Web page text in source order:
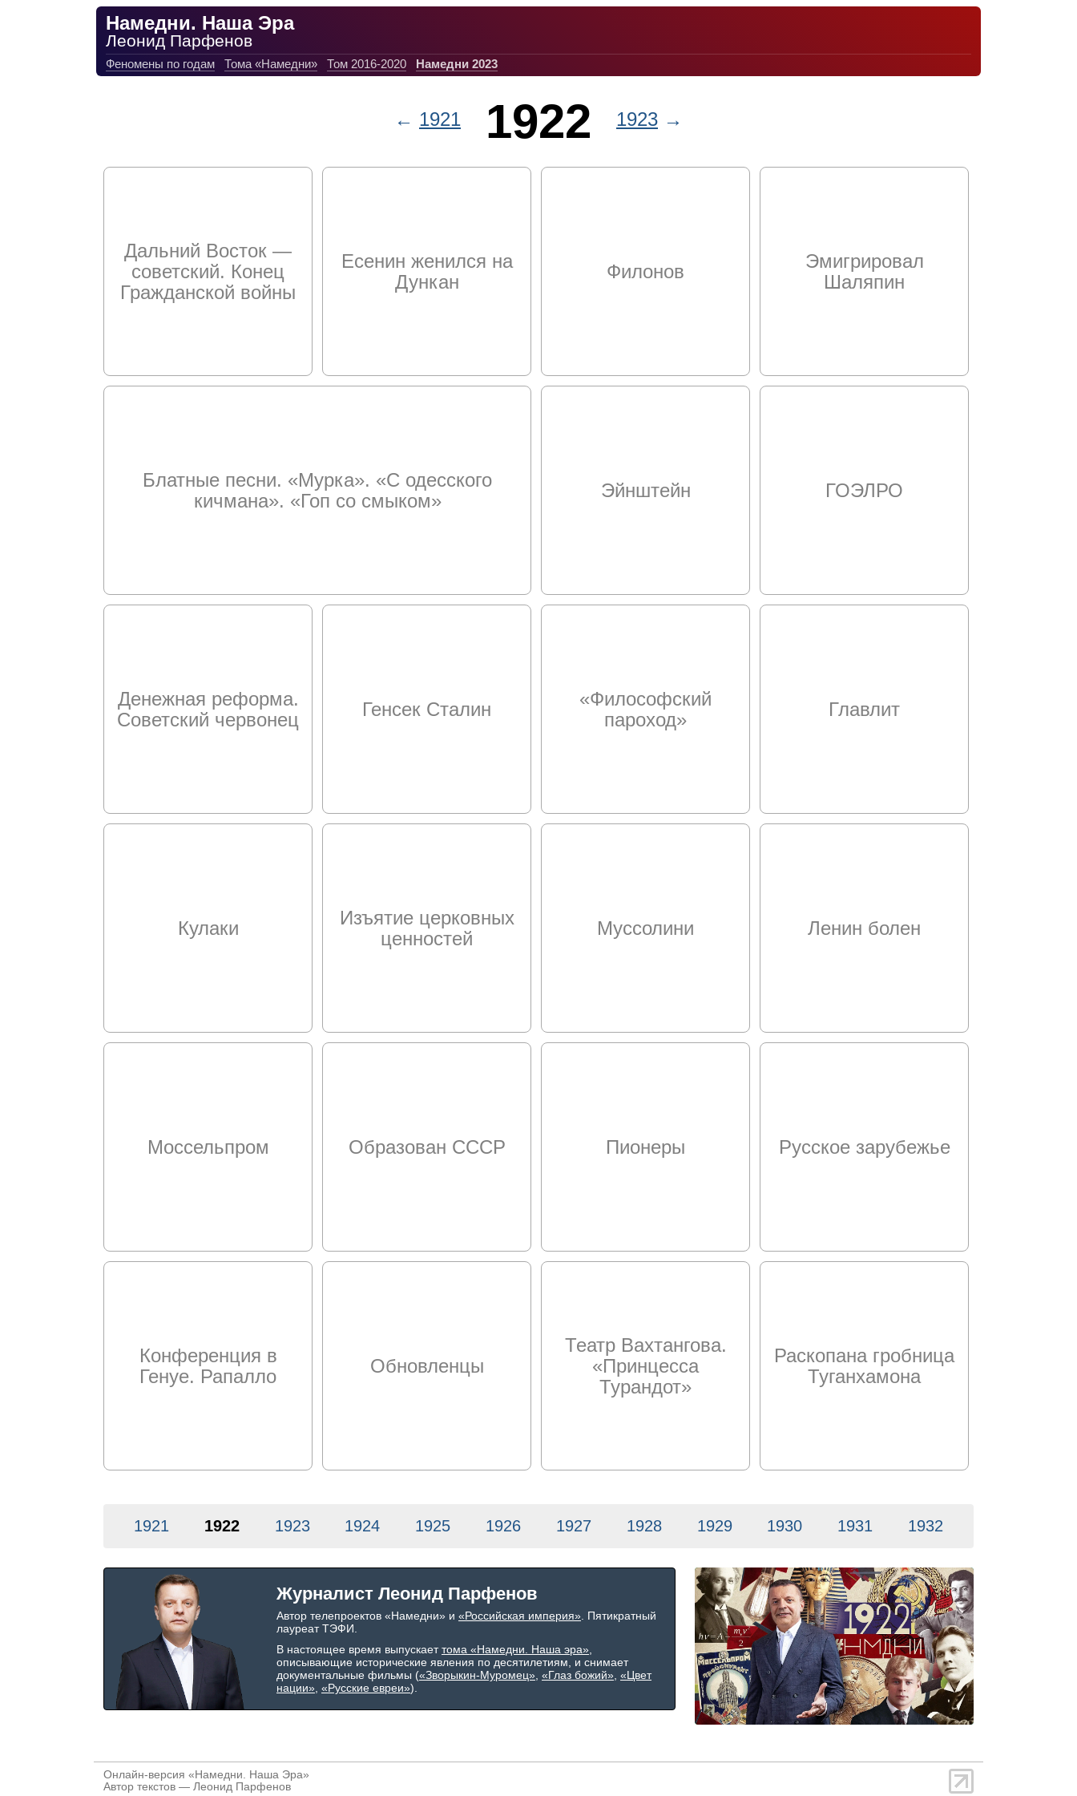
Намедни. Наша Эра
Леонид Парфенов
Феномены по годам Тома «Намедни» Том 2016-2020 Намедни 2023
← 1921 1922 1923 →
Дальний Восток —
советский. Конец
Гражданской войны
Есенин женился на
Дункан
Филонов
Эмигрировал
Шаляпин
Блатные песни. «Мурка». «С одесского
кичмана». «Гоп со смыком»
Эйнштейн ГОЭЛРО
Денежная реформа.
Советский червонец
Генсек Сталин
«Философский
пароход»
Главлит
Кулаки
Изъятие церковных
ценностей
Муссолини Ленин болен
Моссельпром Образован СССР Пионеры Русское зарубежье
Конференция в
Генуе. Рапалло
Обновленцы
Театр Вахтангова.
«Принцесса
Турандот»
Раскопана гробница
Туганхамона
1921 1922 1923 1924 1925 1926 1927 1928 1929 1930 1931 1932
Журналист Леонид Парфенов
Автор телепроектов «Намедни» и «Российская империя» . Пятикратный
лауреат ТЭФИ.
В настоящее время выпускает тома «Намедни. Наша эра»
описывающие исторические явления по десятилетиям, и снимает
документальные фильмы («Зворыкин-Муромец» «Глаз божий» «Цвет
нации» «Русские евреи»).
Онлайн-версия «Намедни. Наша Эра»
Автор текстов — Леонид Парфенов